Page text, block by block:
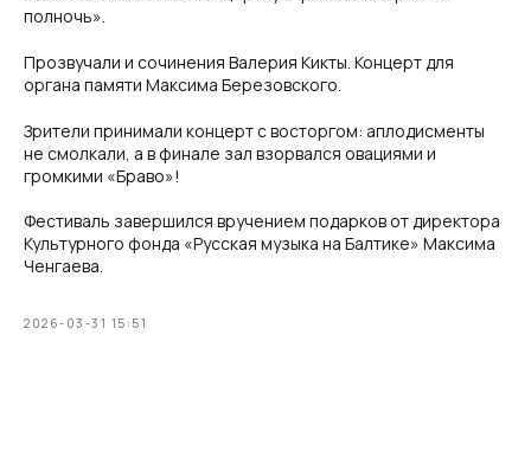
полночь».
Прозвучали и сочинения Валерия Кикты. Концерт для
органа памяти Максима Березовского.
Зрители принимали концерт с восторгом: аплодисменты
не смолкали, а в финале зал взорвался овациями и
громкими «Браво»!
Фестиваль завершился вручением подарков от директора
Культурного фонда «Русская музыка на Балтике» Максима
Ченгаева.
2026-03-31 15:51